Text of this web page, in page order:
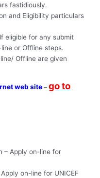
fastidiously.
and Eligibility particulars
eligible for any submit
or Offline steps.
Offline are given
web site–go to
– Apply on-line for
on-line for UNICEF